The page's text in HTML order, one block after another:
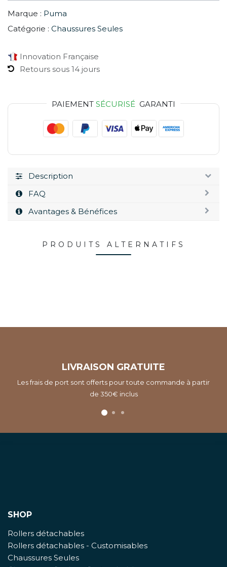
Marque : Puma
Catégorie : Chaussures Seules
Innovation Française
Retours sous 14 jours
PAIEMENT SÉCURISÉ GARANTI
Description
FAQ
Avantages & Bénéfices
PRODUITS ALTERNATIFS
LIVRAISON GRATUITE
Les frais de port sont offerts pour toute commande à partir
de 350€ inclus
SHOP
Rollers détachables
Rollers détachables - Customisables
Chaussures Seules